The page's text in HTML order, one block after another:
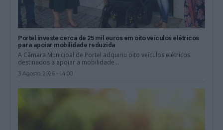
Portel investe cerca de 25 mil euros em oito veículos elétricos
para apoiar mobilidade reduzida
A Câmara Municipal de Portel adquiriu oito veículos elétricos
destinados a apoiar a mobilidade...
3 Agosto, 2026 - 14:00